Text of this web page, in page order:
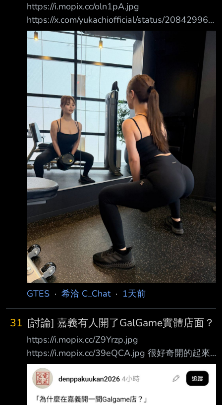
https://i.mopix.cc/oln1pA.jpg
https://x.com/yukachiofficial/status/208429960
3776803099 我在聲優界中（狹窄）比誰都認
真在每天運動，而且臀部訓練得很好，我很有自
信。不會 輸的！ 不管幾歲，都想保持理想的好
身材。 但這不是跟誰比較的東西， 而是與自己
不斷的戰鬥、面對自己才是最重要的，對吧。雖
然有時還是會忍不住想比較。 不會輸 --
GTES · 希洽 C_Chat· 1天前
31 [討論] 嘉義有人開了GalGame實體店面？
https://i.mopix.cc/Z9Yrzp.jpg
https://i.mopix.cc/39eQCA.jpg 很好奇開的起來
嗎？ 如果不是自家房子 房租很沉重吧 --